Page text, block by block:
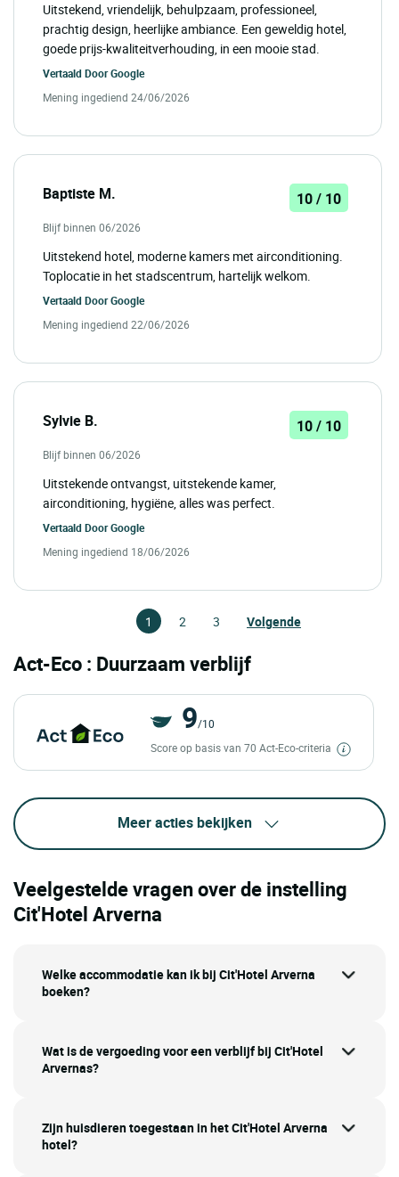
Uitstekend, vriendelijk, behulpzaam, professioneel,
prachtig design, heerlijke ambiance. Een geweldig hotel,
goede prijs-kwaliteitverhouding, in een mooie stad.
Vertaald DoorGoogle
Mening ingediend 24/06/2026
Baptiste M. 10 / 10
Blijf binnen 06/2026
Uitstekend hotel, moderne kamers met airconditioning.
Toplocatie in het stadscentrum, hartelijk welkom.
Vertaald DoorGoogle
Mening ingediend 22/06/2026
Sylvie B. 10 / 10
Blijf binnen 06/2026
Uitstekende ontvangst, uitstekende kamer,
airconditioning, hygiëne, alles was perfect.
Vertaald DoorGoogle
Mening ingediend 18/06/2026
1 2 3 Volgende
Act-Eco : Duurzaam verblijf
9/10
Score op basis van 70 Act-Eco-criteria
Meer acties bekijken
Veelgestelde vragen over de instelling
Cit'Hotel Arverna
Welke accommodatie kan ik bij Cit'Hotel Arverna
boeken?
Wat is de vergoeding voor een verblijf bij Cit'Hotel
Arvernas?
Zijn huisdieren toegestaan in het Cit'Hotel Arverna
hotel?